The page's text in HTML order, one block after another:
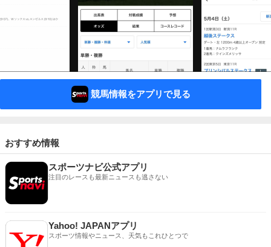
競馬情報をアプリで見る
おすすめ情報
スポーツナビ公式アプリ
注目のレースも最新ニュースも逃さない
Yahoo! JAPANアプリ
スポーツ情報やニュース、天気もこれひとつで